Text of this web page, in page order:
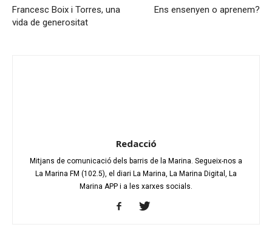
Francesc Boix i Torres, una
vida de generositat
Ens ensenyen o aprenem?
Redacció
Mitjans de comunicació dels barris de la Marina. Segueix-nos a
La Marina FM (102.5), el diari La Marina, La Marina Digital, La
Marina APP i a les xarxes socials.